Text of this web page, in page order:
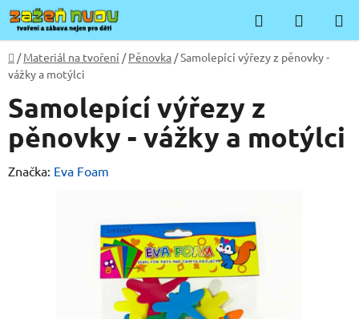
Přejít
na
obsah
Hledat
KOŠÍK
Domů
/ Materiál na tvoření / Pěnovka /Samolepící výřezy z pěnovky -
vážky a motýlci
Samolepící výřezy z
pěnovky - vážky a motýlci
Značka: Eva Foam